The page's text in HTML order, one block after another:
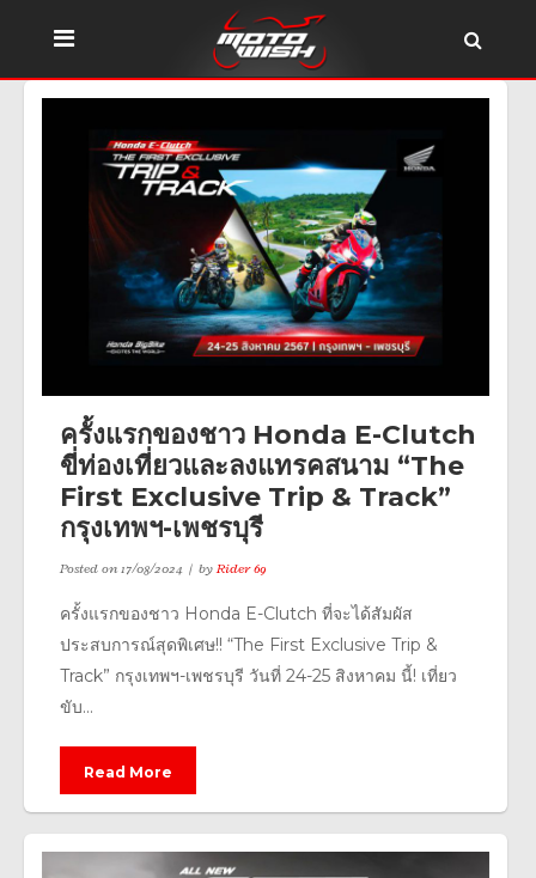
ครั้งแรกของชาว Honda E-Clutch
ขี่ท่องเที่ยวและลงแทรคสนาม “The
First Exclusive Trip & Track”
กรุงเทพฯ-เพชรบุรี
Posted on17/08/2024 byRider 69
ครั้งแรกของชาว Honda E-Clutch ที่จะได้สัมผัส
ประสบการณ์สุดพิเศษ!! “The First Exclusive Trip &
Track” กรุงเทพฯ-เพชรบุรี วันที่ 24-25 สิงหาคม นี้! เที่ยว
ขับ...
Read More